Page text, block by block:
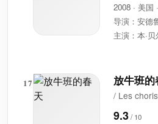
2008 · 美国
导演：安德
主演：本·
17 放牛班的
/ Les
9.3